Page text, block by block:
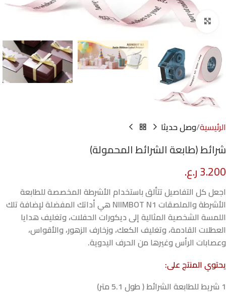
Click to enlarge
الرئيسية وصل حديثا
شرائط (طابعة الشرائط المحمولة)
3.200ر.ع.
اجعل كل التفاصيل تتألق باستخدام الأشرطة المخصصة للطابعة
الأشرطة والملصقات NIIMBOT N1 هي أداتك المفضلة لإضافة تلك
اللمسة الشخصية المثالية إلى ديكورات الحفلات، وتغليف هدايا
العطلات القادمة، وتغليف الكعك، وزخارف الزهور، والأقواس،
وعصابات الرأس وغيرها من الحرف اليدوية.
يحتوي المنتج على:
1 شريط للطابعة الشرائط ( طول 5.1 متر)